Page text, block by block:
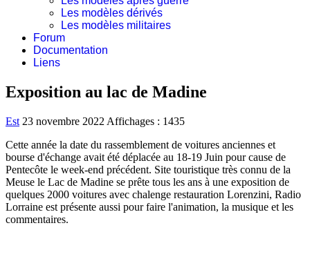
Les modèles dérivés
Les modèles militaires
Forum
Documentation
Liens
Exposition au lac de Madine
Est 23 novembre 2022 Affichages : 1435
Cette année la date du rassemblement de voitures anciennes et
bourse d'échange avait été déplacée au 18-19 Juin pour cause de
Pentecôte le week-end précédent. Site touristique très connu de la
Meuse le Lac de Madine se prête tous les ans à une exposition de
quelques 2000 voitures avec chalenge restauration Lorenzini, Radio
Lorraine est présente aussi pour faire l'animation, la musique et les
commentaires.